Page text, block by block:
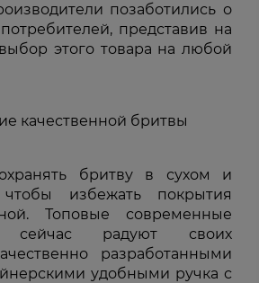
позаботились о
представив на
этого товара на любой
качественной бритвы
бритву в сухом и
избежать покрытия
Топовые современные
сейчас радуют своих
разработанными
удобными ручка с